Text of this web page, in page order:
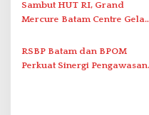
Sambut HUT RI, Grand
Mercure Batam Centre Gelar
Nusantara’
RSBP Batam dan BPOM
Perkuat Sinergi Pengawasan